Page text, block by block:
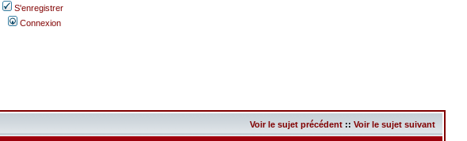
S'enregistrer
Connexion
Voir le sujet précédent :: Voir le sujet suivant